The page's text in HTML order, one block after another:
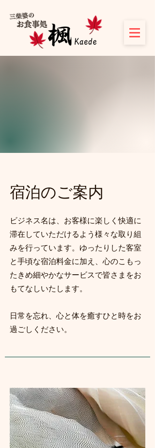
​三柴婆の
お食事処
​宿泊のご案内
ビジネス名は、お客様に楽しく快適に
滞在していただけるよう様々な取り組
みを行っています。ゆったりした客室
と手頃な宿泊料金に加え、心のこもっ
たきめ細やかなサービスで皆さまをお
もてなしいたします。
日常を忘れ、心と体を癒すひと時をお
過ごしください。